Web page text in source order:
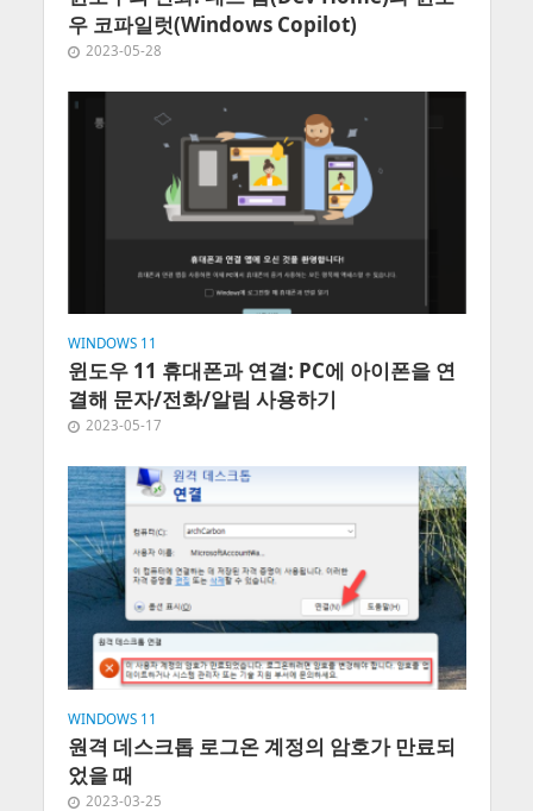
우 코파일럿(Windows Copilot)
2023-05-28
WINDOWS 11
윈도우 11 휴대폰과 연결: PC에 아이폰을 연
결해 문자/전화/알림 사용하기
2023-05-17
WINDOWS 11
원격 데스크톱 로그온 계정의 암호가 만료되
었을 때
2023-03-25